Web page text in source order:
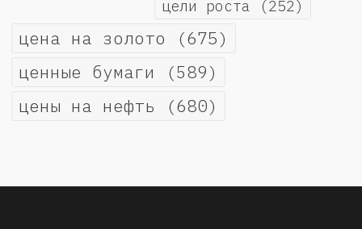
цели роста (252)
цена на золото (675)
ценные бумаги (589)
цены на нефть (680)